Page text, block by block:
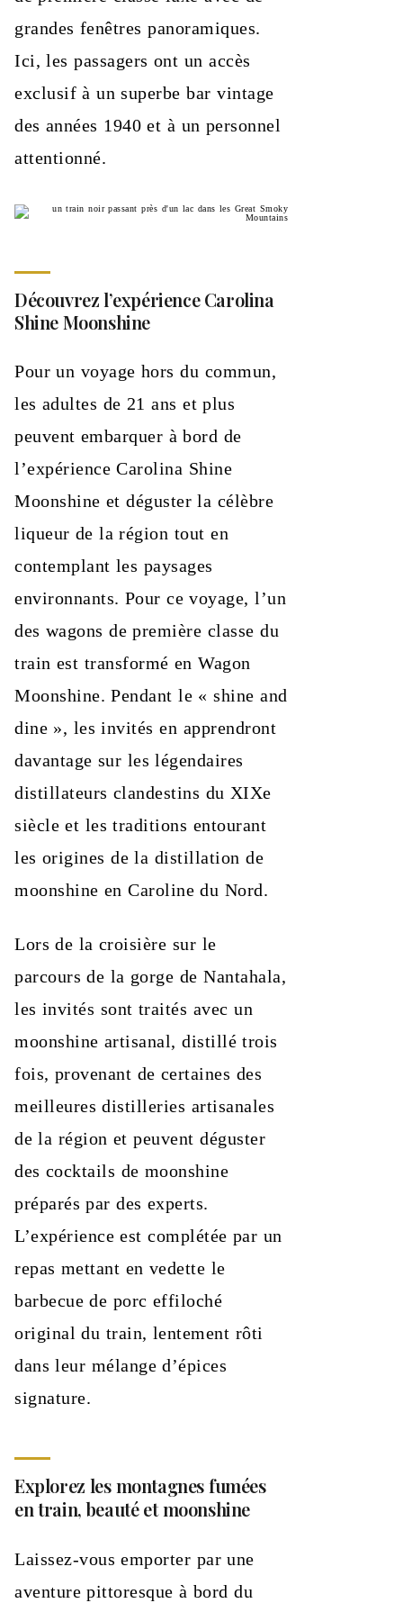
grandes fenêtres panoramiques.
Ici, les passagers ont un accès
exclusif à un superbe bar vintage
des années 1940 et à un personnel
attentionné.
Découvrez l’expérience Carolina
Shine Moonshine
Pour un voyage hors du commun,
les adultes de 21 ans et plus
peuvent embarquer à bord de
l’expérience Carolina Shine
Moonshine et déguster la célèbre
liqueur de la région tout en
contemplant les paysages
environnants. Pour ce voyage, l’un
des wagons de première classe du
train est transformé en Wagon
Moonshine. Pendant le « shine and
dine », les invités en apprendront
davantage sur les légendaires
distillateurs clandestins du XIXe
siècle et les traditions entourant
les origines de la distillation de
moonshine en Caroline du Nord.
Lors de la croisière sur le
parcours de la gorge de Nantahala,
les invités sont traités avec un
moonshine artisanal, distillé trois
fois, provenant de certaines des
meilleures distilleries artisanales
de la région et peuvent déguster
des cocktails de moonshine
préparés par des experts.
L’expérience est complétée par un
repas mettant en vedette le
barbecue de porc effiloché
original du train, lentement rôti
dans leur mélange d’épices
signature.
Explorez les montagnes fumées
en train, beauté et moonshine
Laissez-vous emporter par une
aventure pittoresque à bord du